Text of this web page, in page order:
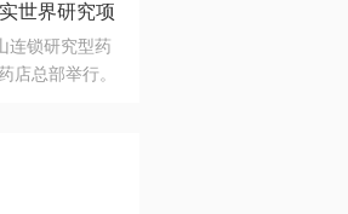
、终端运营
与小核酸的技
，让“实验
管、产业、资
世界研究项
连锁研究型药
店总部举行。